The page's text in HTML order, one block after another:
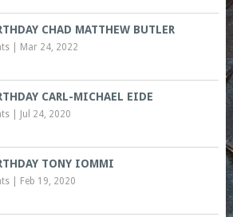
CHAD MATTHEW BUTLER
| Mar 24, 2022
CARL-MICHAEL EIDE
| Jul 24, 2020
TONY IOMMI
| Feb 19, 2020